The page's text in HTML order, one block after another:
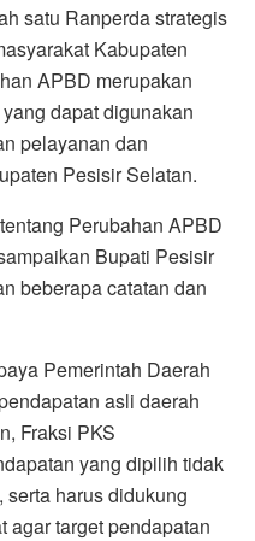
satu Ranperda strategis
Kabupaten
APBD merupakan
dapat digunakan
pelayanan dan
Pesisir Selatan.
Perubahan APBD
Bupati Pesisir
beberapa catatan dan
Pemerintah Daerah
asli daerah
Fraksi PKS
yang dipilih tidak
serta harus didukung
agar target pendapatan